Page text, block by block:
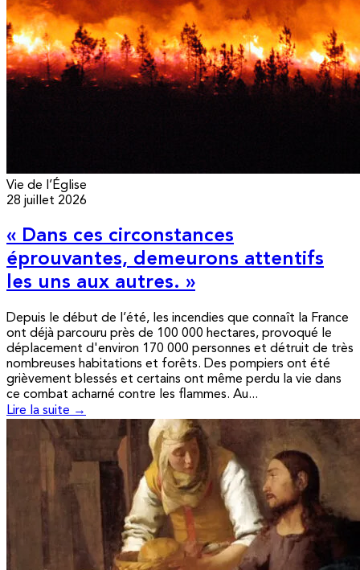
Vie de l’Église
28 juillet 2026
« Dans ces circonstances
éprouvantes, demeurons attentifs
les uns aux autres. »
Depuis le début de l’été, les incendies que connaît la France
ont déjà parcouru près de 100 000 hectares, provoqué le
déplacement d'environ 170 000 personnes et détruit de très
nombreuses habitations et forêts. Des pompiers ont été
grièvement blessés et certains ont même perdu la vie dans
ce combat acharné contre les flammes. Au...
Lire la suite →